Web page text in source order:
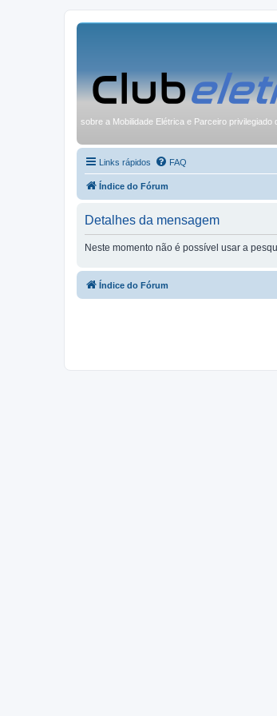
sobre a Mobilidade Elétrica e Parceiro
Links rápidos FAQ
Índice do Fórum
Detalhes da mensagem
Neste momento não é possível usar a
Índice do Fórum